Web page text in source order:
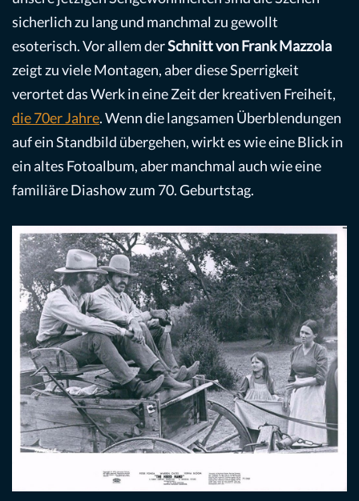
sicherlich zu lang und manchmal zu gewollt
esoterisch. Vor allem derSchnitt von Frank Mazzola
zeigt zu viele Montagen, aber diese Sperrigkeit
verortet das Werk in eine Zeit der kreativen Freiheit,
die 70er Jahre. Wenn die langsamen Überblendungen
auf ein Standbild übergehen, wirkt es wie eine Blick in
ein altes Fotoalbum, aber manchmal auch wie eine
familiäre Diashow zum 70. Geburtstag.